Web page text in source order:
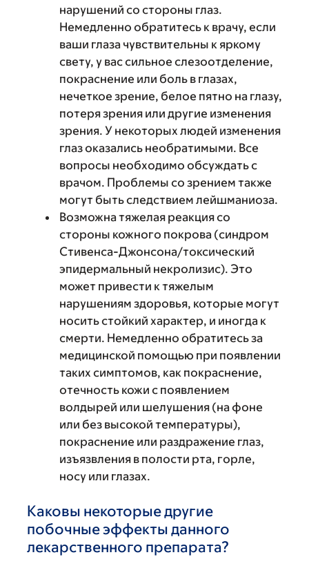
нарушений со стороны глаз.
Немедленно обратитесь к врачу, если
ваши глаза чувствительны к яркому
свету, у вас сильное слезоотделение,
покраснение или боль в глазах,
нечеткое зрение, белое пятно на глазу,
потеря зрения или другие изменения
зрения. У некоторых людей изменения
глаз оказались необратимыми. Все
вопросы необходимо обсуждать с
врачом. Проблемы со зрением также
могут быть следствием лейшманиоза.
Возможна тяжелая реакция со
стороны кожного покрова (синдром
Стивенса-Джонсона/токсический
эпидермальный некролизис). Это
может привести к тяжелым
нарушениям здоровья, которые могут
носить стойкий характер, и иногда к
смерти. Немедленно обратитесь за
медицинской помощью при появлении
таких симптомов, как покраснение,
отечность кожи с появлением
волдырей или шелушения (на фоне
или без высокой температуры),
покраснение или раздражение глаз,
изъязвления в полости рта, горле,
носу или глазах.
Каковы некоторые другие
побочные эффекты данного
лекарственного препарата?